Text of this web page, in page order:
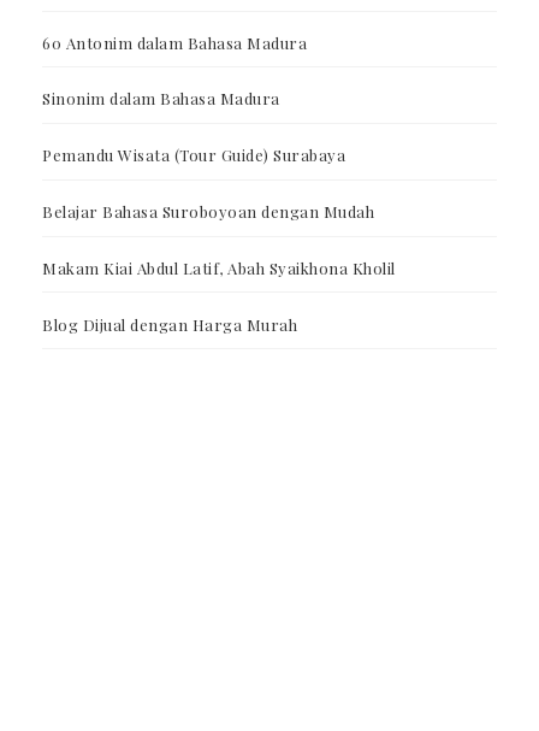
60 Antonim dalam Bahasa Madura
Sinonim dalam Bahasa Madura
Pemandu Wisata (Tour Guide) Surabaya
Belajar Bahasa Suroboyoan dengan Mudah
Makam Kiai Abdul Latif, Abah Syaikhona Kholil
Blog Dijual dengan Harga Murah